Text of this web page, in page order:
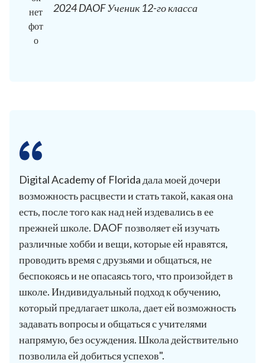
2024 DAOF Ученик 12-го класса
Digital Academy of Florida дала моей дочери
возможность расцвести и стать такой, какая она
есть, после того как над ней издевались в ее
прежней школе. DAOF позволяет ей изучать
различные хобби и вещи, которые ей нравятся,
проводить время с друзьями и общаться, не
беспокоясь и не опасаясь того, что произойдет в
школе. Индивидуальный подход к обучению,
который предлагает школа, дает ей возможность
задавать вопросы и общаться с учителями
напрямую, без осуждения. Школа действительно
позволила ей добиться успехов".